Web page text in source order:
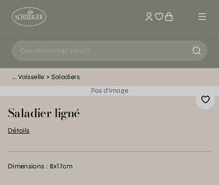
Mon compte
Vaisselle
Saladiers
Pas d'image
Saladier ligné
Détails
Dimensions : 8x17cm